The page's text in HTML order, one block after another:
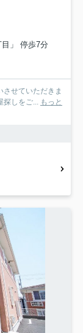
」 停歩7分
せていただきま
探しをご... もっと